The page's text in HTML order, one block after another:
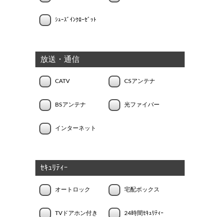
ｼｭｰｽﾞｲﾝｸﾛｰｾﾞｯﾄ
放送・通信
CATV CSアンテナ
BSアンテナ 光ファイバー
インターネット
ｾｷｭﾘﾃｨｰ
オートロック 宅配ボックス
TVドアホン付き 24時間ｾｷｭﾘﾃｨｰ